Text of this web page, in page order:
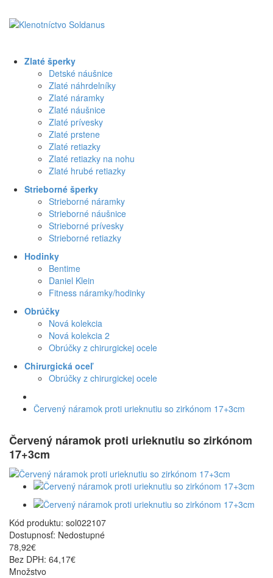
Zlaté šperky
Detské náušnice
Zlaté náhrdelníky
Zlaté náramky
Zlaté náušnice
Zlaté prívesky
Zlaté prstene
Zlaté retiazky
Zlaté retiazky na nohu
Zlaté hrubé retiazky
Strieborné šperky
Strieborné náramky
Strieborné náušnice
Strieborné prívesky
Strieborné retiazky
Hodinky
Bentime
Daniel Klein
Fitness náramky/hodinky
Obrúčky
Nová kolekcia
Nová kolekcia 2
Obrúčky z chirurgickej ocele
Chirurgická oceľ
Obrúčky z chirurgickej ocele
Červený náramok proti urieknutiu so zirkónom 17+3cm
Červený náramok proti urieknutiu so zirkónom
17+3cm
Kód produktu: sol022107
Dostupnosť: Nedostupné
78,92€
Bez DPH: 64,17€
Množstvo